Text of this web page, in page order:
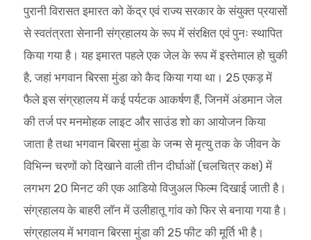
पुरानी विरासत इमारत को केंद्र एवं राज्य सरकार के संयुक्त प्रयासों
से स्वतंत्रता सेनानी संग्रहालय के रूप में संरक्षित एवं पुनः स्थापित
किया गया है। यह इमारत पहले एक जेल के रूप में इस्तेमाल हो चुकी
है, जहां भगवान बिरसा मुंडा को कैद किया गया था। 25 एकड़ में
फैले इस संग्रहालय में कई पर्यटक आकर्षण हैं, जिनमें अंडमान जेल
की तर्ज पर मनमोहक लाइट और साउंड शो का आयोजन किया
जाता है तथा भगवान बिरसा मुंडा के जन्म से मृत्यु तक के जीवन के
विभिन्न चरणों को दिखाने वाली तीन दीर्घाओं (चलचित्र कक्ष) में
लगभग 20 मिनट की एक आडियो विजुअल फिल्म दिखाई जाती है।
संग्रहालय के बाहरी लॉन में उलीहातू गांव को फिर से बनाया गया है।
संग्रहालय में भगवान बिरसा मुंडा की 25 फीट की मूर्ति भी है।